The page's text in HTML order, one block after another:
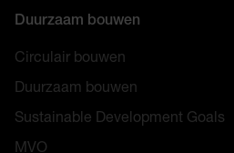
Duurzaam bouwen
Circulair bouwen
Duurzaam bouwen
Sustainable Development Goals
MVO